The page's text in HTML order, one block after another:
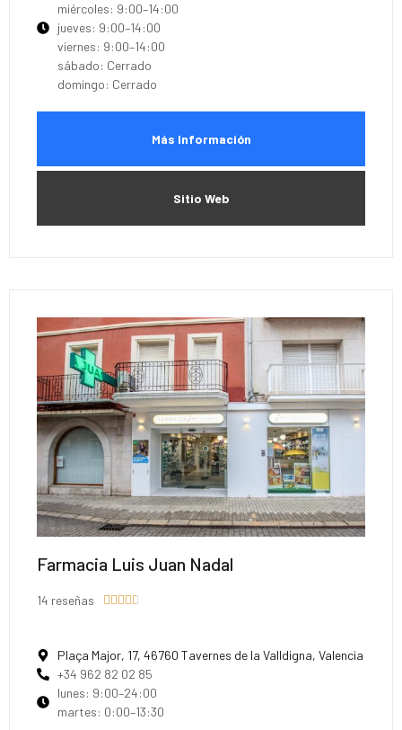
miércoles: 9:00–14:00
jueves: 9:00–14:00
viernes: 9:00–14:00
sábado: Cerrado
domingo: Cerrado
Más Información
Sitio Web
Farmacia Luis Juan Nadal
14 reseñas     
Plaça Major, 17, 46760 Tavernes de la Valldigna, Valencia
+34 962 82 02 85
lunes: 9:00–24:00
martes: 0:00–13:30